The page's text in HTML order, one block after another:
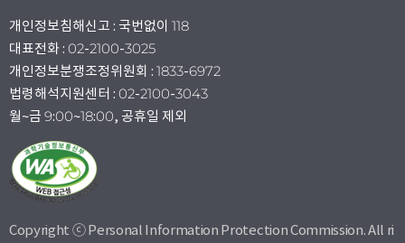
개인정보침해신고 : 국번없이 118
대표전화 : 02-2100-3025
개인정보분쟁조정위원회 : 1833-6972
법령해석지원센터 : 02-2100-3043
월~금 9:00~18:00, 공휴일 제외
Copyright ⓒ Personal Information Protection Commission. All ri